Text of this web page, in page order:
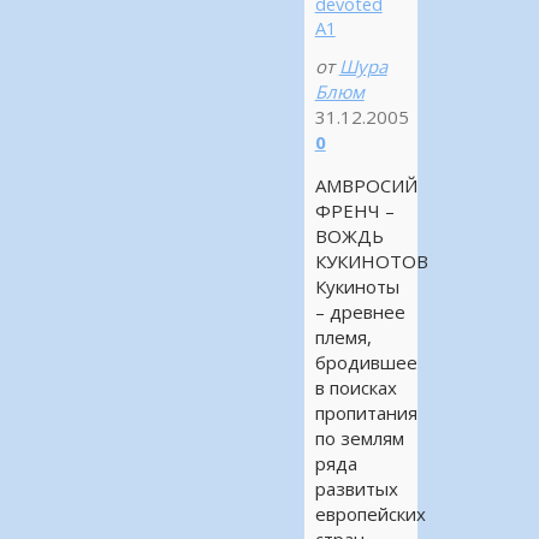
А1
от Шура
Блюм
31.12.2005
0
АМВРОСИЙ
ФРЕНЧ –
ВОЖДЬ
КУКИНОТОВ
Кукиноты
– древнее
племя,
бродившее
в поисках
пропитания
по землям
ряда
развитых
европейских